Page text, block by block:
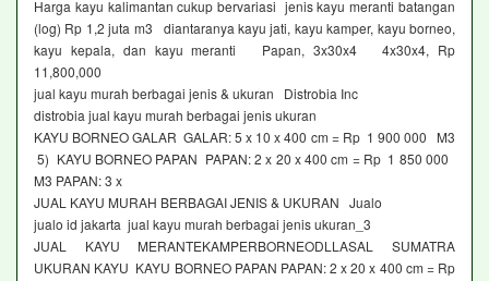
Harga kayu kalimantan cukup bervariasi jenis kayu meranti batangan
(log) Rp 1,2 juta m3 diantaranya kayu jati, kayu kamper, kayu borneo,
kayu kepala, dan kayu meranti Papan, 3x30x4 4x30x4, Rp
11,800,000
jual kayu murah berbagai jenis & ukuran Distrobia Inc
distrobia jual kayu murah berbagai jenis ukuran
KAYU BORNEO GALAR GALAR: 5 x 10 x 400 cm = Rp 1 900 000 M3
5) KAYU BORNEO PAPAN PAPAN: 2 x 20 x 400 cm = Rp 1 850 000
M3 PAPAN: 3 x
JUAL KAYU MURAH BERBAGAI JENIS & UKURAN Jualo
jualo id jakarta jual kayu murah berbagai jenis ukuran_3
JUAL KAYU MERANTEKAMPERBORNEODLLASAL SUMATRA
UKURAN KAYU KAYU BORNEO PAPAN PAPAN: 2 x 20 x 400 cm = Rp